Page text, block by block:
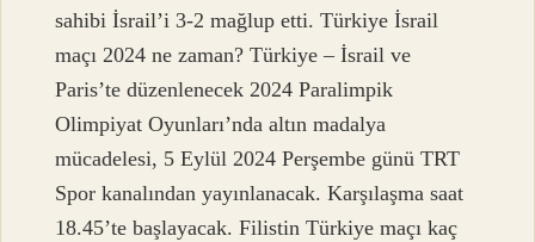
sahibi İsrail’i 3-2 mağlup etti. Türkiye İsrail
maçı 2024 ne zaman? Türkiye – İsrail ve
Paris’te düzenlenecek 2024 Paralimpik
Olimpiyat Oyunları’nda altın madalya
mücadelesi, 5 Eylül 2024 Perşembe günü TRT
Spor kanalından yayınlanacak. Karşılaşma saat
18.45’te başlayacak. Filistin Türkiye maçı kaç